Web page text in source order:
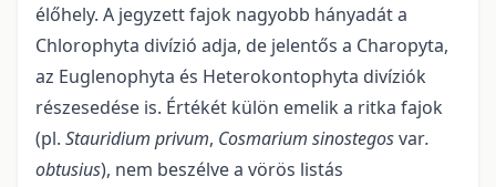
élőhely. A jegyzett fajok nagyobb hányadát a
Chlorophyta divízió adja, de jelentős a Charopyta,
az Euglenophyta és Heterokontophyta divíziók
részesedése is. Értékét külön emelik a ritka fajok
(pl. Stau­ridium privum, Cosmarium sinostegosvar.
obtusius), nem beszélve a vörös listás